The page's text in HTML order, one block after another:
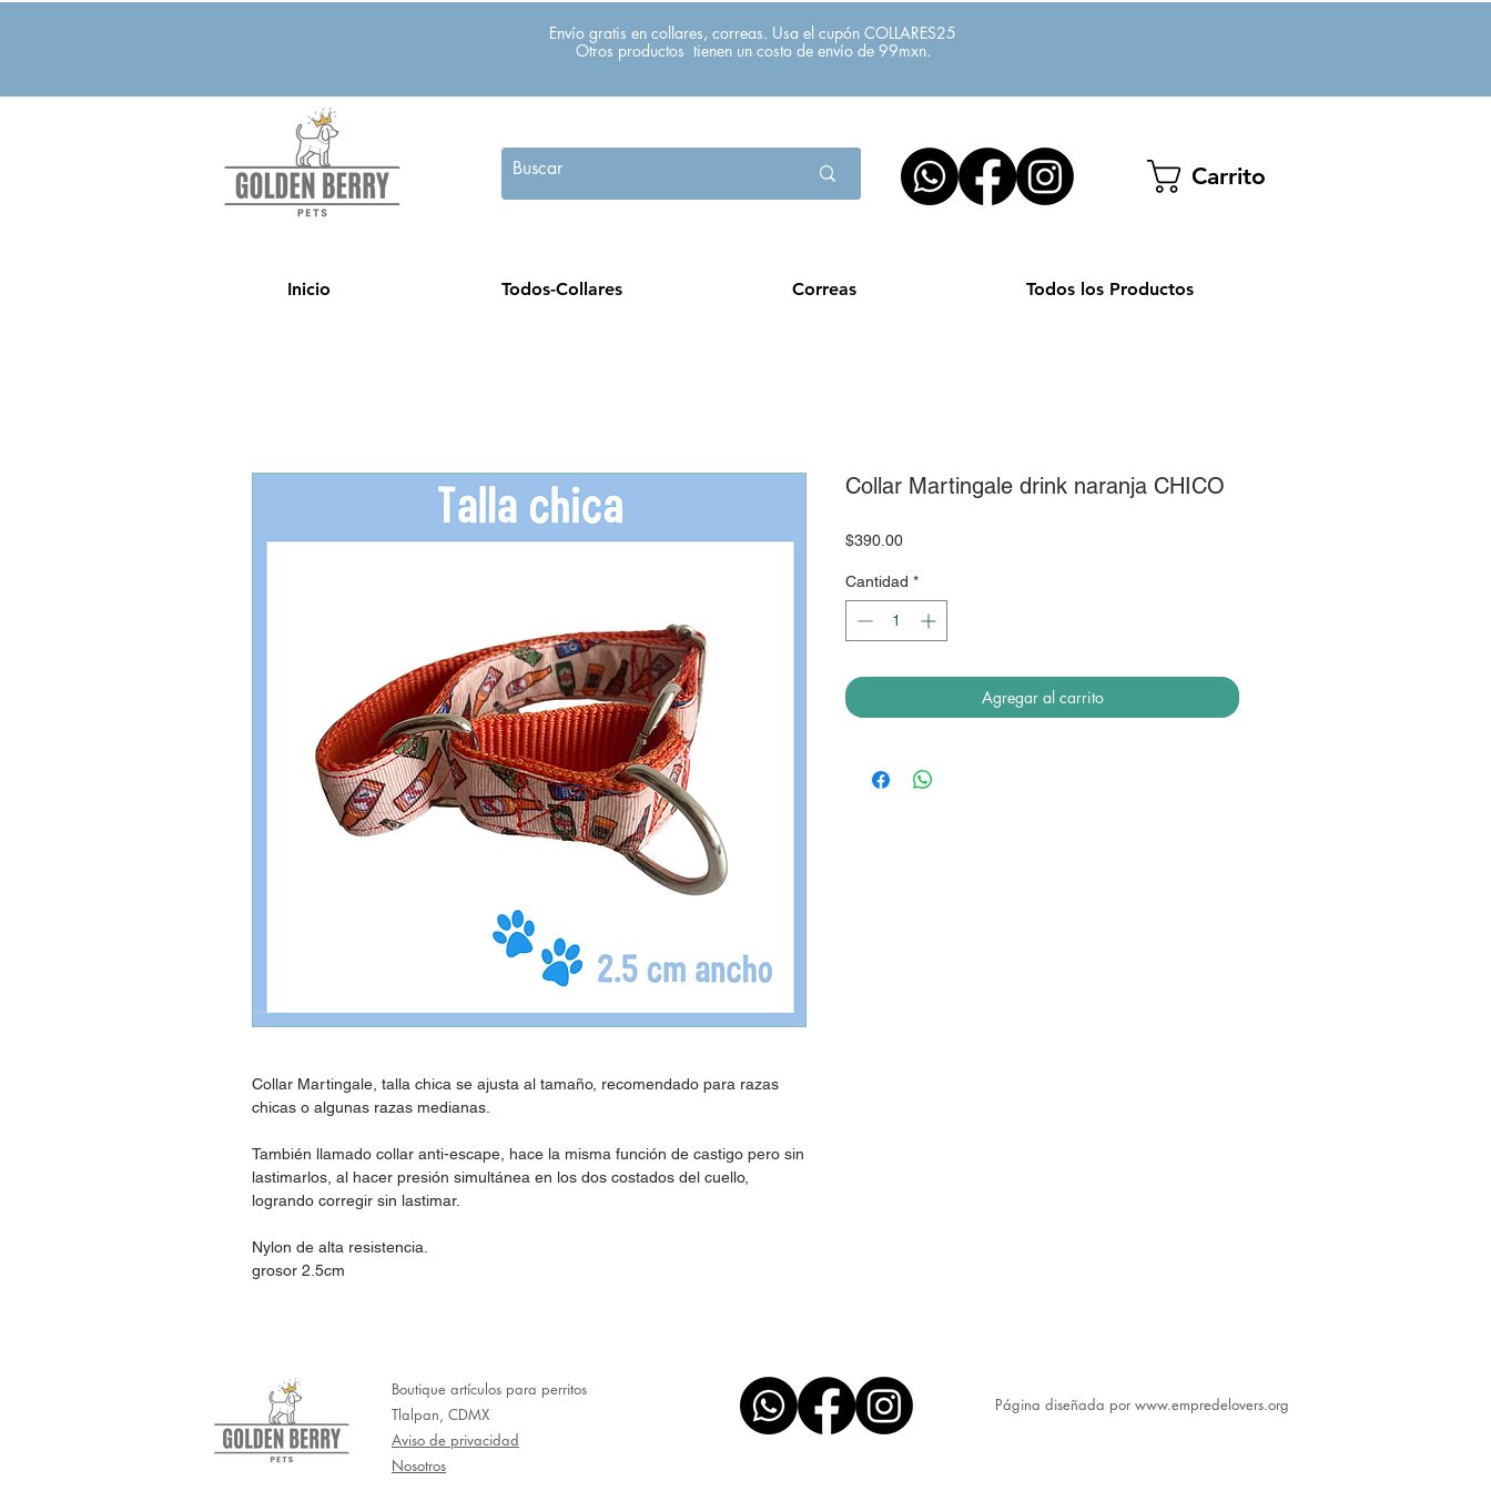
Envío gratis en collares, correas. Usa el cupón COLLARES25
Otros productos tienen un costo de envío de 99mxn.
Carrito
Inicio Todos-Collares Correas Todos los Productos
Collar Martingale, talla chica se ajusta al tamaño, recomendado para razas
chicas o algunas razas medianas.
También llamado collar anti-escape, hace la misma función de castigo pero sin
lastimarlos, al hacer presión simultánea en los dos costados del cuello,
logrando corregir sin lastimar.
Nylon de alta resistencia.
grosor 2.5cm
Collar Martingale drink naranja CHICO
$390.00Precio
Cantidad *
Agregar al carrito
Boutique artículos para perritos
Tlalpan, CDMX
Aviso de privacidad
Nosotros
​Página diseñada por www.empredelovers.org